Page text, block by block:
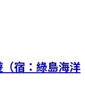
宿：綠島海洋